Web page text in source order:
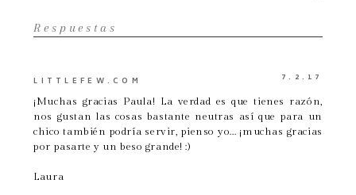
Respuestas
LITTLEFEW.COM
7.2.17
¡Muchas gracias Paula! La verdad es que tienes razón,
nos gustan las cosas bastante neutras así que para un
chico también podría servir, pienso yo... ¡muchas gracias
por pasarte y un beso grande! :)
Laura